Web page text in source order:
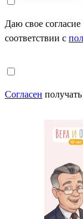
Даю свое согласие
соответствии с
Согласен